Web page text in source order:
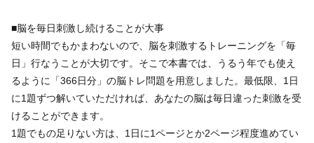
■脳を毎日刺激し続けることが大事
短い時間でもかまわないので、脳を刺激するトレーニングを「毎
日」行なうことが大切です。そこで本書では、うるう年でも使え
るように「366日分」の脳トレ問題を用意しました。最低限、1日
に1題ずつ解いていただければ、あなたの脳は毎日違った刺激を受
けることができます。
1題でもの足りない方は、1日に1ページとか2ページ程度進めてい